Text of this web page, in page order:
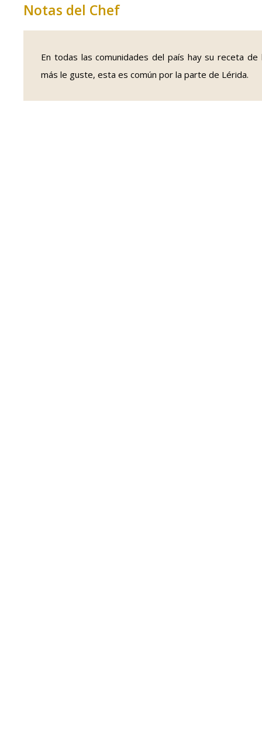
Notas del Chef
En todas las comunidades del país hay su receta
más le guste, esta es común por la parte de Lérida.